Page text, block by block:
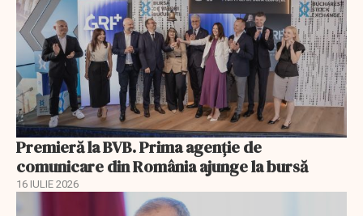
Premieră la BVB. Prima agenție de
comunicare din România ajunge la bursă
16 IULIE 2026